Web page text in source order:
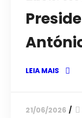
LEIA MAIS
21/06/2026